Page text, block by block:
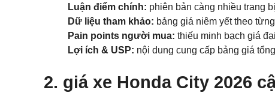
Luận điểm chính: phiên bản càng nhiều trang
Dữ liệu tham khảo: bảng giá niêm yết theo
Pain points người mua: thiếu minh bạch giá
Lợi ích & USP: nội dung cung cấp bảng giá
2. giá xe Honda City 2026